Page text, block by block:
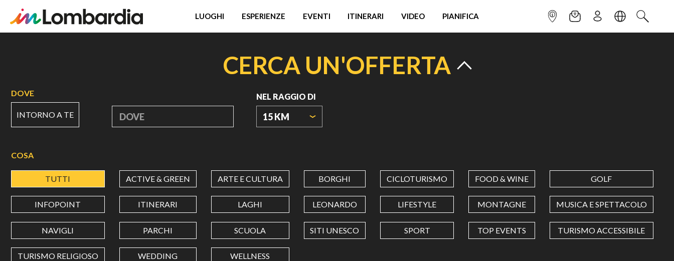
LUOGHI ESPERIENZE EVENTI ITINERARI VIDEO PIANIFICA INFOPOINTNEWSLETTER
ISCRIVITILINGUACERCA
CERCA UN'OFFERTA
DOVE
INTORNO A TE DOVE
NEL RAGGIO DI
15 KM
LONGITUDINE
COSA
TUTTI ACTIVE & GREEN ARTE E CULTURA BORGHI CICLOTURISMO FOOD & WINE GOLF
INFOPOINT ITINERARI LAGHI LEONARDO LIFESTYLE MONTAGNE MUSICA E SPETTACOLO
NAVIGLI PARCHI SCUOLA SITI UNESCO SPORT TOP EVENTS TURISMO ACCESSIBILE
TURISMO RELIGIOSO WEDDING WELLNESS